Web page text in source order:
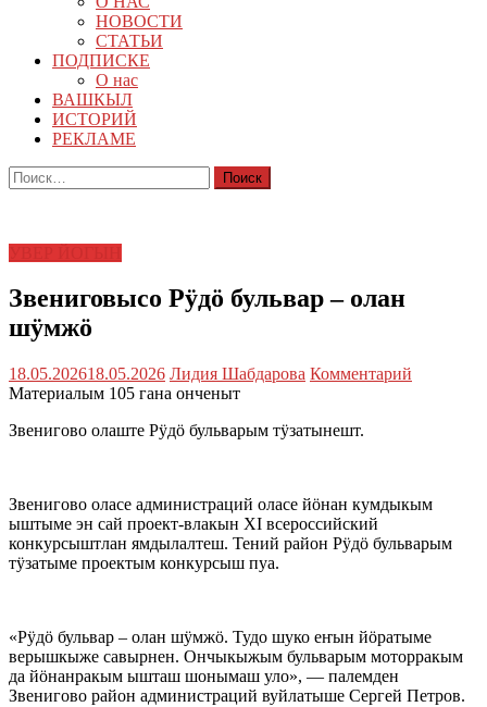
НОВОСТИ
СТАТЬИ
ПОДПИСКЕ
О нас
ВАШКЫЛ
ИСТОРИЙ
РЕКЛАМЕ
Найти:
Звениговысо Рӱдӧ бульвар – олан
шӱмжӧ
18.05.202618.05.2026 Лидия Шабдарова Комментарий
Материалым 105 гана онченыт
Звенигово олаште Рӱдӧ бульварым тӱзатынешт.
Звенигово оласе администраций оласе йӧнан кумдыкым
ыштыме эн сай проект-влакын XI всероссийский
конкурсыштлан ямдылалтеш. Тений район Рӱдӧ бульварым
тӱзатыме проектым конкурсыш пуа.
«Рӱдӧ бульвар – олан шӱмжӧ. Тудо шуко еҥын йӧратыме
верышкыже савырнен. Ончыкыжым бульварым моторракым
да йӧнанракым ышташ шонымаш уло», — палемден
Звенигово район администраций вуйлатыше Сергей Петров.